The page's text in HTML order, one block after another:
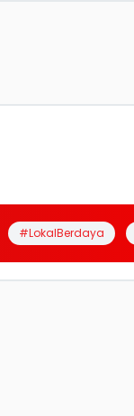
#LokalBerdaya